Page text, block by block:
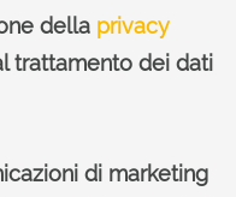
della privacy
trattamento dei dati
di marketing